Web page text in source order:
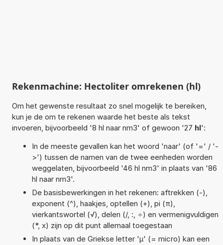
Rekenmachine: Hectoliter omrekenen (hl)
Om het gewenste resultaat zo snel mogelijk te bereiken,
kun je de om te rekenen waarde het beste als tekst
invoeren, bijvoorbeeld '8 hl naar nm3' of gewoon '27 hl':
In de meeste gevallen kan het woord 'naar' (of '=' / '-
>') tussen de namen van de twee eenheden worden
weggelaten, bijvoorbeeld '46 hl nm3' in plaats van '86
hl naar nm3'.
De basisbewerkingen in het rekenen: aftrekken (-),
exponent (^), haakjes, optellen (+), pi (π),
vierkantswortel (√), delen (/, :, ÷) en vermenigvuldigen
(*, x) zijn op dit punt allemaal toegestaan
In plaats van de Griekse letter 'µ' (= micro) kan een